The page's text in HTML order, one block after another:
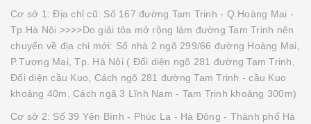
Cơ sở 1: Địa chỉ cũ: Số 167 đường Tam Trinh - Q.Hoàng Mai -
Tp.Hà Nội >>>>Do giải tỏa mở rộng làm đường Tam Trinh nên
chuyển về địa chỉ mới: Số nhà 2 ngõ 299/66 đường Hoàng Mai,
P.Tương Mai, Tp. Hà Nội ( Đối diện ngõ 281 đường Tam Trinh,
Đối diện cầu Kuo, Cách ngõ 281 đường Tam Trinh - cầu Kuo
khoảng 40m. Cách ngã 3 Lĩnh Nam - Tam Trinh khoảng 300m)
Cơ sở 2: Số 39 Yên Bình - Phúc La - Hà Đông - Thành phố Hà